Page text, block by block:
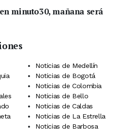
minuto30, mañana será
Noticias de Medellín
Noticias de Bogotá
Noticias de Colombia
Noticias de Bello
Noticias de Caldas
Noticias de La Estrella
Noticias de Barbosa